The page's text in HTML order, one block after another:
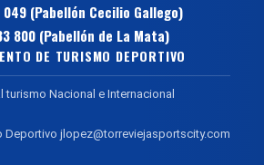
049 (Pabellón Cecilio Gallego)
800 (Pabellón de La Mata)
DE TURISMO DEPORTIVO
turismo Nacional e Internacional
Deportivo jlopez@torreviejasportscity.com